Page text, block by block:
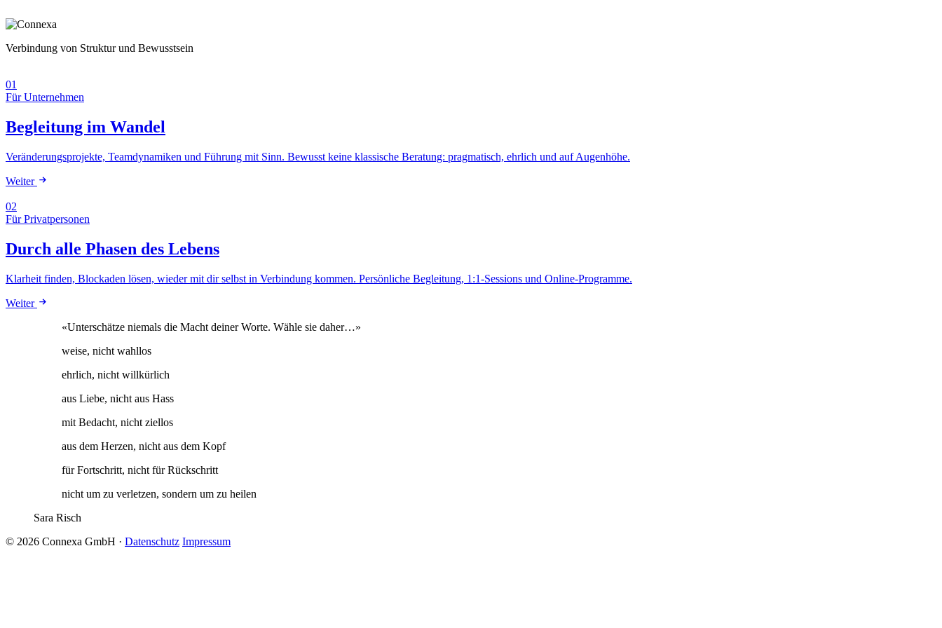
Verbindung von Struktur und Bewusstsein
01
Für Unternehmen
Begleitung im Wandel
Veränderungsprojekte, Teamdynamiken und Führung mit Sinn. Bewusst keine klassische Beratung: pragmatisch, ehrlich und auf Augenhöhe.
Weiter
02
Für Privatpersonen
Durch alle Phasen des Lebens
Klarheit finden, Blockaden lösen, wieder mit dir selbst in Verbindung kommen. Persönliche Begleitung, 1:1-Sessions und Online-Programme.
Weiter
«Unterschätze niemals die Macht deiner Worte. Wähle sie daher…»
weise, nicht wahllos
ehrlich, nicht willkürlich
aus Liebe, nicht aus Hass
mit Bedacht, nicht ziellos
aus dem Herzen, nicht aus dem Kopf
für Fortschritt, nicht für Rückschritt
nicht um zu verletzen, sondern um zu heilen
Sara Risch
© 2026 Connexa GmbH · Datenschutz Impressum